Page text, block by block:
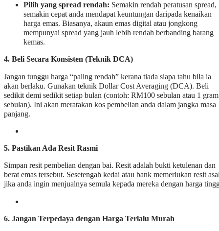
Pilih yang spread rendah: Semakin rendah peratusan spread,
semakin cepat anda mendapat keuntungan daripada kenaikan
harga emas. Biasanya, akaun emas digital atau jongkong
mempunyai spread yang jauh lebih rendah berbanding barang
kemas.
4. Beli Secara Konsisten (Teknik DCA)
Jangan tunggu harga “paling rendah” kerana tiada siapa tahu bila ia
akan berlaku. Gunakan teknik Dollar Cost Averaging (DCA). Beli
sedikit demi sedikit setiap bulan (contoh: RM100 sebulan atau 1 gram
sebulan). Ini akan meratakan kos pembelian anda dalam jangka masa
panjang.
5. Pastikan Ada Resit Rasmi
Simpan resit pembelian dengan bai. Resit adalah bukti ketulenan dan
berat emas tersebut. Sesetengah kedai atau bank memerlukan resit
jika anda ingin menjualnya semula kepada mereka dengan harga
6. Jangan Terpedaya dengan Harga Terlalu Murah